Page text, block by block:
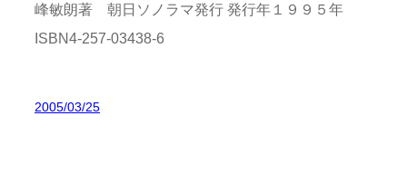
峰敏朗著 朝日ソノラマ発行 発行年１９９５年
ISBN4-257-03438-6
2005/03/25